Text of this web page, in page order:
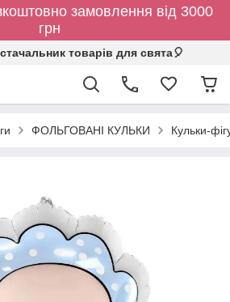
замовлення від 3000
грн
товарів для свята🎈
ФОЛЬГОВАНІ КУЛЬКИ Кульки-